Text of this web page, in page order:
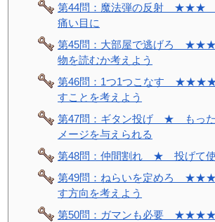
第44問：魔法弾の反射 ★★★
痛い目に
第45問：大部屋で逃げろ
物を読むか考えよう
第46問：1つ1つこなす
すことを考えよう
第47問：ギタン投げ ★ もった
メージを与えられる
第48問：仲間割れ ★ 投げて使
第49問：ねらいを定めろ
す方向を考えよう
第50問：ガマンも必要